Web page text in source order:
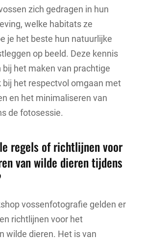
zich gedragen in hun
welke habitats ze
je het beste hun natuurlijke
op beeld. Deze kennis
bij het maken van prachtige
bij het respectvol omgaan met
en het minimaliseren van
de fotosessie.
regels of richtlijnen voor
van wilde dieren tijdens
vossenfotografie gelden er
richtlijnen voor het
wilde dieren. Het is van